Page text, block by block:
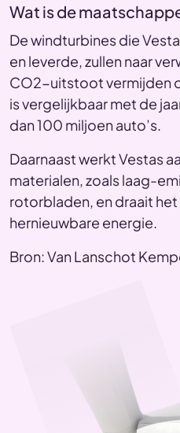
Wat is de
De windturbines die
en leverde, zullen naar
CO2-uitstoot vermijden
is vergelijkbaar met de
dan 100 miljoen auto’s.
Daarnaast werkt Vestas
materialen, zoals laag-
rotorbladen, en draait
hernieuwbare energie.
Bron: Van Lanschot